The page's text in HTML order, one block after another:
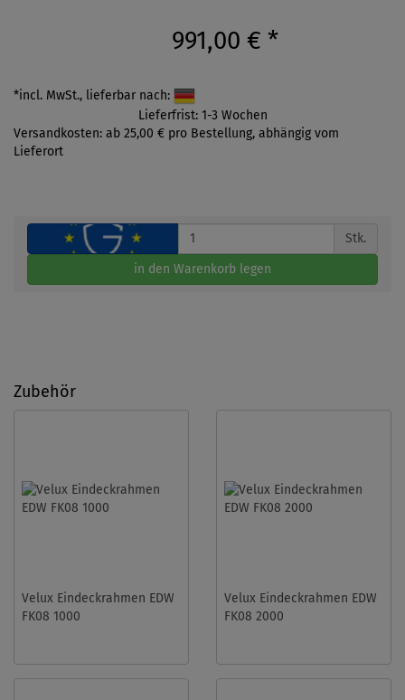
991,00 € *
*incl. MwSt., lieferbar nach:
Lieferfrist: 1-3 Wochen
Versandkosten: ab 25,00 € pro Bestellung, abhängig vom
Lieferort
Stk.
in den Warenkorb legen
Zubehör
Velux Eindeckrahmen EDW
FK08 1000
Velux Eindeckrahmen EDW
FK08 2000